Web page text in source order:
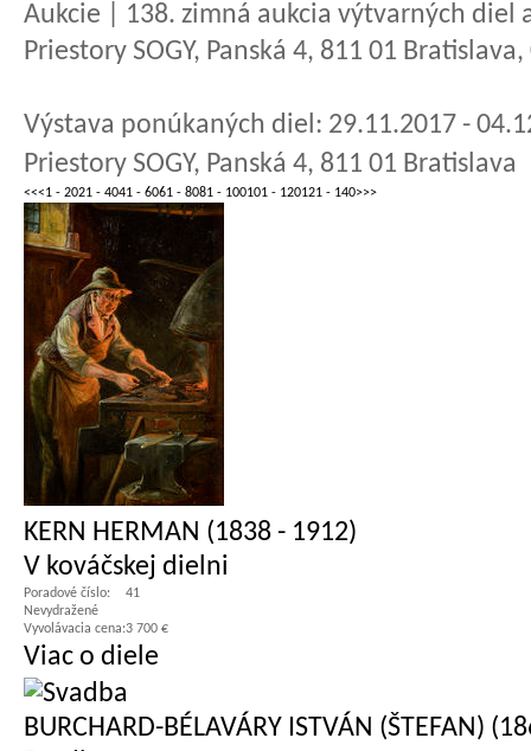
Aukcie | 138. zimná aukcia výtvarných diel
Priestory SOGY, Panská 4, 811 01
Výstava ponúkaných diel: 29.11.2017 -
Priestory SOGY, Panská 4, 811 01 Bratislava
<<<1 - 2021 - 4041 - 6061 - 8081 - 100101 - 120121 - 140>>>
KERN HERMAN (1838 - 1912)
V kováčskej dielni
Poradové číslo:
41
Nevydražené
Vyvolávacia cena:3 700 €
Viac o diele
BURCHARD-BÉLAVÁRY ISTVÁN (ŠTEFAN)